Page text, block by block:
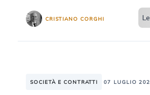
CRISTIANO CORGHI
SOCIETÀ E CONTRATTI 07 LUGLIO